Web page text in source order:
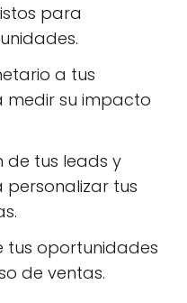
para
a tus
su impacto
de tus leads y
tus
tus oportunidades
de ventas.